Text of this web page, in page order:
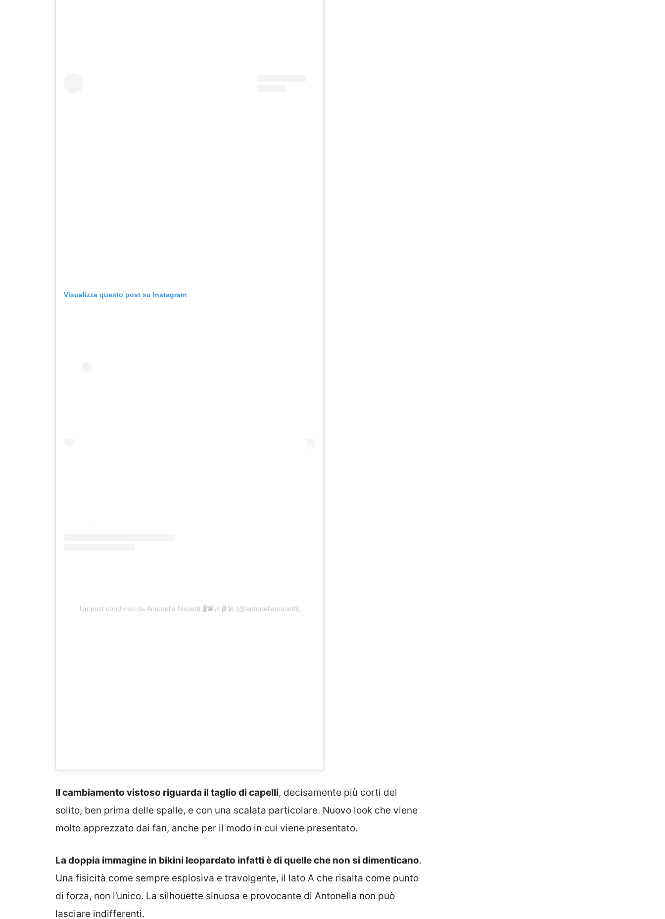
Visualizza questo post su Instagram
Un post condiviso da Antonella Mosetti 🖥📽🎶🩰🎤 (@antonellamosetti)
Il cambiamento vistoso riguarda il taglio di capelli, decisamente più corti del
solito, ben prima delle spalle, e con una scalata particolare. Nuovo look che viene
molto apprezzato dai fan, anche per il modo in cui viene presentato.
La doppia immagine in bikini leopardato infatti è di quelle che non si dimenticano.
Una fisicità come sempre esplosiva e travolgente, il lato A che risalta come punto
di forza, non l’unico. La silhouette sinuosa e provocante di Antonella non può
lasciare indifferenti.